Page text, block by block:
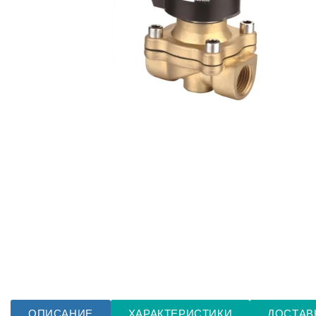
ОПИСАНИЕ ХАРАКТЕРИСТИКИ